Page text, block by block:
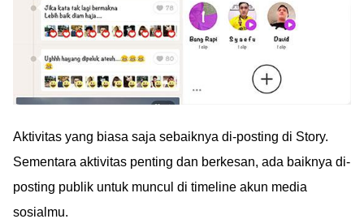
Aktivitas yang biasa saja sebaiknya di-posting di Story.
Sementara aktivitas penting dan berkesan, ada baiknya di-
posting publik untuk muncul di timeline akun media
sosialmu.